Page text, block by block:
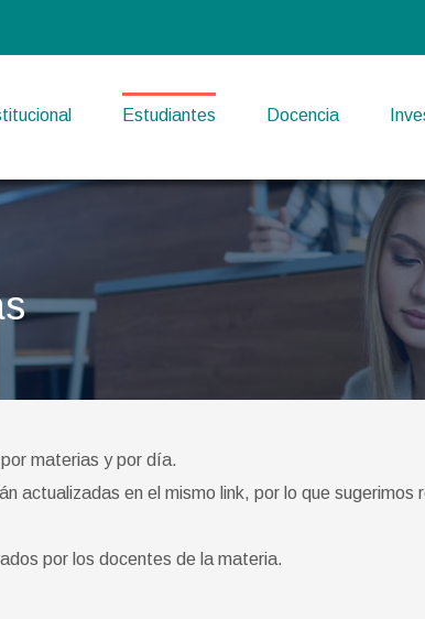
Estudiantes Docencia
materias y por día.
actualizadas en el mismo link, por lo que sugerimos
por los docentes de la materia.